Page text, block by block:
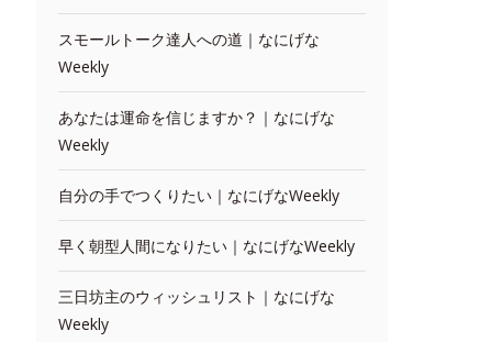
スモールトーク達人への道｜なにげな
Weekly
あなたは運命を信じますか？｜なにげな
Weekly
自分の手でつくりたい｜なにげなWeekly
早く朝型人間になりたい｜なにげなWeekly
三日坊主のウィッシュリスト｜なにげな
Weekly